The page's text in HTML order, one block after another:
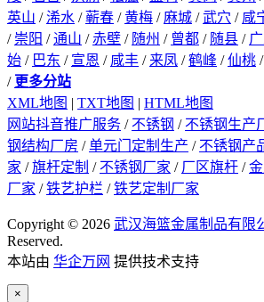
英山 /浠水 /蕲春 /黄梅 /麻城 /武穴 / 咸
/ 崇阳 /通山 /赤壁 / 随州 / 曾都 / 随县 /
始 / 巴东 / 宣恩 / 咸丰 / 来凤 /鹤峰 /仙桃 /
/ 更多分站
XML地图 | TXT地图 | HTML地图
网站抖音推广服务 / 不锈钢 / 不锈钢生产
钢结构厂房 /单元门定制生产 / 不锈钢产
家 /旗杆定制 / 不锈钢厂家 / 厂区旗杆 /
厂家 /铁艺护栏 /铁艺定制厂家
Copyright © 2026 武汉海篮金属制品有限
Reserved.
本站由 华企万网 提供技术支持
×